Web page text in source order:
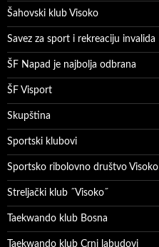
Šahovski klub Visoko
Savez za sport i rekreaciju invalida
ŠF Napad je najbolja odbrana
ŠF Visport
Skupština
Sportski klubovi
Sportsko ribolovno društvo Visoko
Streljački klub ˝Visoko˝
Taekwando klub Bosna
Taekwando klub Crni labudovi